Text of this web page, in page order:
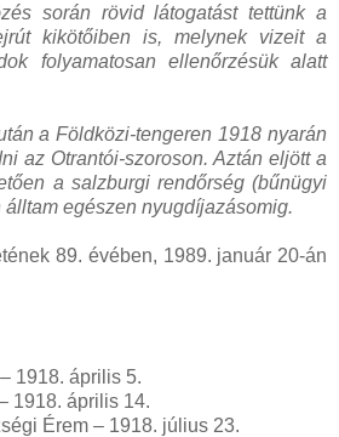
során rövid látogatást tettünk a
kikötőiben is, melynek vizeit a
folyamatosan ellenőrzésük alatt
a Földközi-tengeren 1918 nyarán
az Otrantói-szoroson. Aztán eljött a
a salzburgi rendőrség (bűnügyi
egészen nyugdíjazásomig.
89. évében, 1989. január 20-án
1918. április 5.
1918. április 14.
Érem – 1918. július 23.